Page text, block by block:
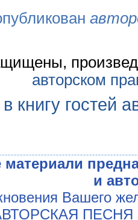
авторском
книгу гостей
и
Вашего
ПЕСНЯ